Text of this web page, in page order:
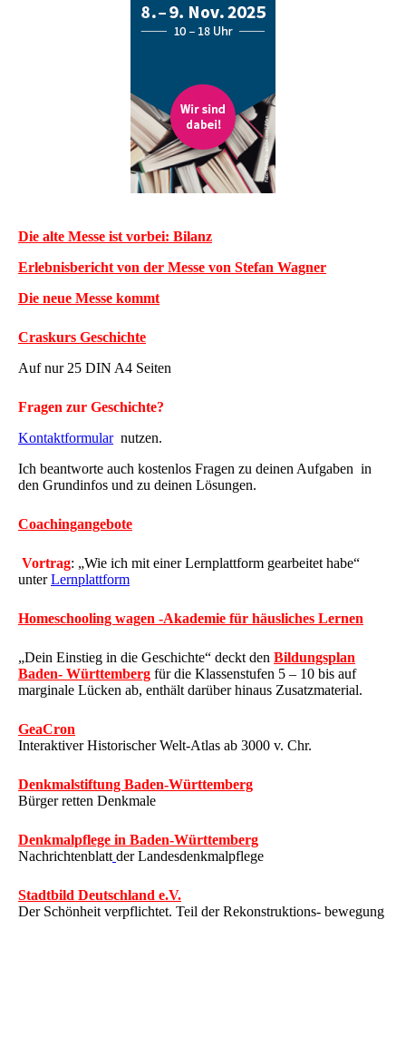
Die alte Messe ist vorbei: Bilanz
Erlebnisbericht von der Messe von Stefan Wagner
Die neue Messe kommt
Craskurs Geschichte
Auf nur 25 DIN A4 Seiten
Fragen zur Geschichte?
Kontaktformularnutzen.
Ich beantworte auch kostenlos Fragen zu deinen Aufgaben in
den Grundinfos und zu deinen Lösungen.
Coachingangebote
Vortrag: „Wie ich mit einer Lernplattform gearbeitet habe“
unterLernplattform
Homeschooling wagen -Akademie für häusliches Lernen
„Dein Einstieg in die Geschichte“ deckt den Bildungsplan
Baden- Württemberg für die Klassenstufen 5 – 10 bis auf
marginale Lücken ab, enthält darüber hinaus Zusatzmaterial.
GeaCron
Interaktiver Historischer Welt-Atlas ab 3000 v. Chr.
Denkmalstiftung Baden-Württemberg
Bürger retten Denkmale
Denkmalpflege in Baden-Württemberg
Nachrichtenblatt der Landesdenkmalpflege
Stadtbild Deutschland e.V.
Der Schönheit verpflichtet. Teil der Rekonstruktions- bewegung